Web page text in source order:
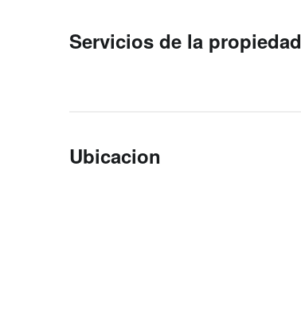
Servicios de la propiedad
Ubicacion